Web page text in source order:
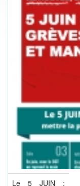
Le 5 JUIN :